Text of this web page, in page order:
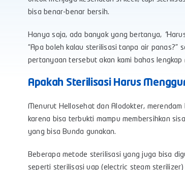
bisa benar-benar bersih.
Hanya saja, ada banyak yang bertanya, “
“Apa boleh kalau sterilisasi tanpa air panas?”
pertanyaan tersebut akan kami bahas lengkap
Apakah Sterilisasi Harus
Menurut Hellosehat dan Alodokter,
karena bisa terbukti mampu membersihkan
yang bisa Bunda gunakan.
Beberapa metode sterilisasi yang juga bisa
seperti sterilisasi uap (electric steam